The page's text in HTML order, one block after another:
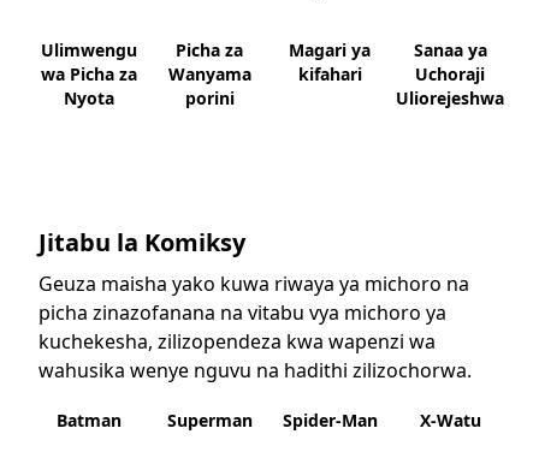
Ulimwengu
wa Picha za
Nyota
Picha za
Wanyama
porini
Magari ya
kifahari
Sanaa ya
Uchoraji
Uliorejeshwa
Jitabu la Komiksy
Geuza maisha yako kuwa riwaya ya michoro na
picha zinazofanana na vitabu vya michoro ya
kuchekesha, zilizopendeza kwa wapenzi wa
wahusika wenye nguvu na hadithi zilizochorwa.
Batman Superman Spider-Man X-Watu